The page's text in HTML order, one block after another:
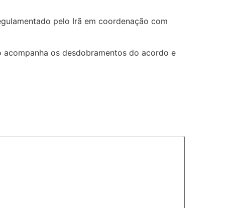
pelo Irã em coordenação com
os desdobramentos do acordo e